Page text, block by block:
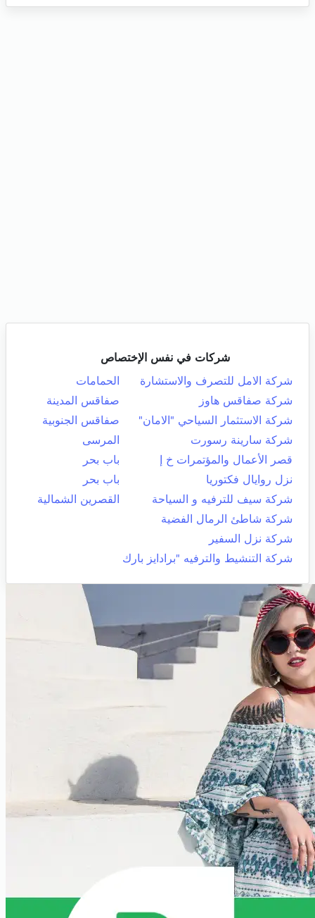
شركات في نفس الإختصاص
شركة الامل للتصرف والاستشارة
الحمامات
شركة صفاقس هاوز
صفاقس المدينة
شركة الاستثمار السياحي "الامان"
صفاقس الجنوبية
شركة سارينة رسورت
المرسى
قصر الأعمال والمؤتمرات خ إ
باب بحر
نزل روايال فكتوريا
باب بحر
شركة سيف للترفيه و السياحة
القصرين الشمالية
شركة شاطئ الرمال الفضية
شركة نزل السفير
شركة التنشيط والترفيه "برادايز بارك